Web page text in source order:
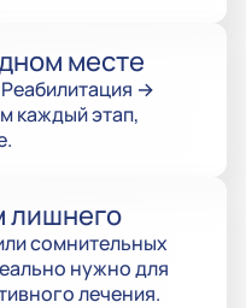
месте
→
каждый этап,
лишнего
сомнительных
нужно для
лечения.